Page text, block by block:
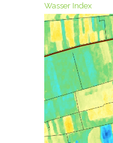
Wasser Index